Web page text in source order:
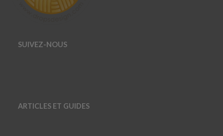
SUIVEZ-NOUS
ARTICLES ET GUIDES